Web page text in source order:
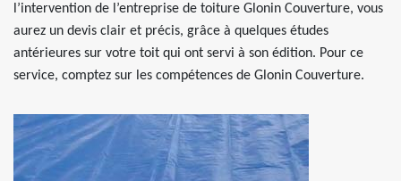
l’intervention de l’entreprise de toiture Glonin Couverture, vous
aurez un devis clair et précis, grâce à quelques études
antérieures sur votre toit qui ont servi à son édition. Pour ce
service, comptez sur les compétences de Glonin Couverture.